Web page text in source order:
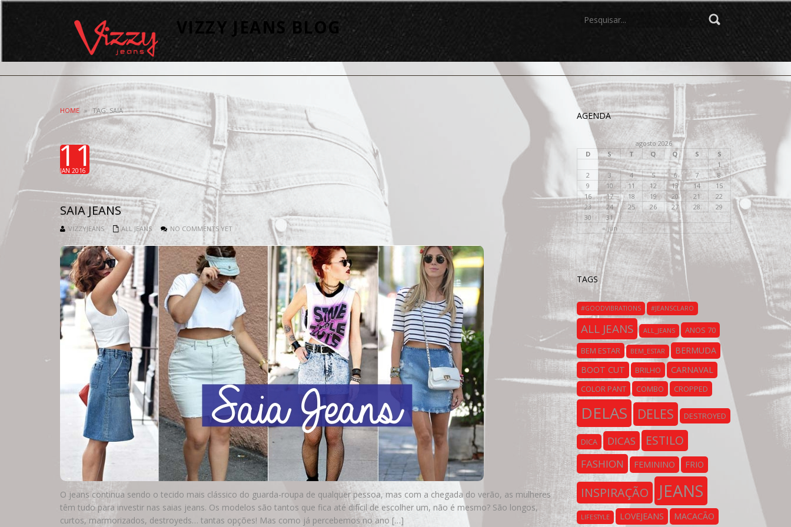
VIZZY JEANS BLOG
PROCURAR
HOME » TAG: SAIA
11
JAN 2016
SAIA JEANS
VIZZYJEANS ALL JEANS NO COMMENTS YET
O jeans continua sendo o tecido mais clássico do guarda-roupa de qualquer pessoa, mas com a chegada do verão, as mulheres
têm tudo para investir nas saias jeans. Os modelos são tantos que fica até difícil de escolher um, não é mesmo? São longos,
curtos, marmorizados, destroyeds… tantas opções! Mas como já percebemos no ano […]
AGENDA
agosto 2026
D
S T Q Q S S
« jun
1
2
3 4 5 6 7
8
9
10 11 12 13 14
15
16
17 18 19 20 21
22
23
24 25 26 27 28
29
30
31
TAGS
#GOODVIBRATIONS #JEANSCLARO
ALL JEANS ALL_JEANS
ANOS 70
BEM ESTAR
BEM_ESTAR
BERMUDA
BOOT CUT
BRILHO CARNAVAL
COLOR PANT COMBO CROPPED
DELAS DELES DESTROYED
DICA DICAS ESTILO
FASHION FEMININO FRIO
INSPIRAÇÃO JEANS
LIFESTYLE LOVEJEANS MACACÃO